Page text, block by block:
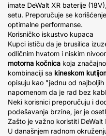
imate DeWalt XR baterije
setu. Preporučuje se korišćenje
optimalne performanse.
Korisničko iskustvo kupaca
Kupci ističu da je brusilica
odličnim hvatom i niskim
motorna kočnica koja
kombinaciji sa kineskom
opisuju kao "jednu od
napomenom da je rad bez
Neki korisnici preporučuju i
podešavanja brzine, jer je
Zašto je važno koristiti
U današnjem radnom